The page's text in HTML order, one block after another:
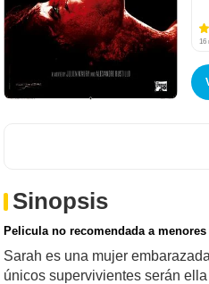
16
Sinopsis
Pelicula no recomendada a menores
Sarah es una mujer
únicos supervivientes serán